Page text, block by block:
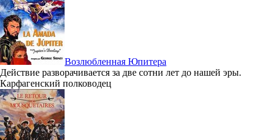
Возлюбленная Юпитера
Действие разворачивается за две сотни лет до нашей эры.
Карфагенский полководец